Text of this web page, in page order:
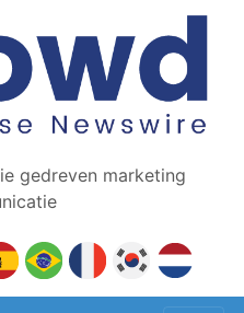
gedreven marketing